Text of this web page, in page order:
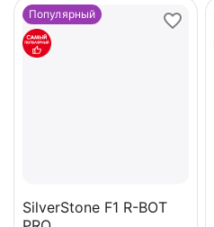
Популярный
SilverStone F1 R-BOT